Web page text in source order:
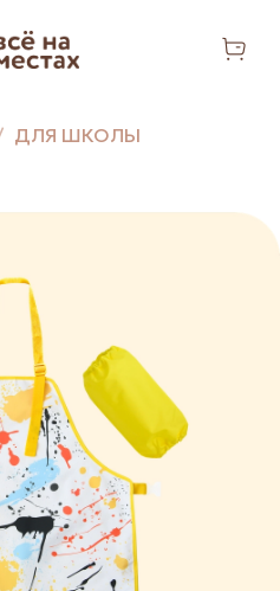
ДЛЯ ШКОЛЫ